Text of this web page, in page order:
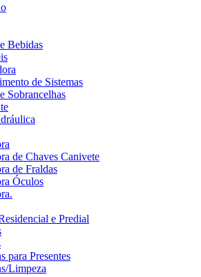
Bebidas
de Sistemas
Sobrancelhas
de Chaves Canivete
de Fraldas
Óculos
e Predial
para Presentes
Limpeza